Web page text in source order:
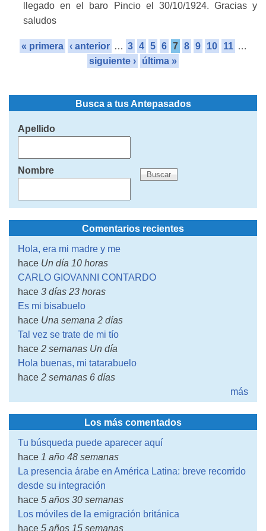
llegado en el baro Pincio el 30/10/1924. Gracias y
saludos
« primera ‹ anterior … 3 4 5 6 7 8 9 10 11 …
siguiente ›
última »
Busca a tus Antepasados
Apellido
Nombre
Comentarios recientes
Hola, era mi madre y me
hace Un día 10 horas
CARLO GIOVANNI CONTARDO
hace 3 días 23 horas
Es mi bisabuelo
hace Una semana 2 días
Tal vez se trate de mi tío
hace 2 semanas Un día
Hola buenas, mi tatarabuelo
hace 2 semanas 6 días
más
Los más comentados
Tu búsqueda puede aparecer aquí
hace 1 año 48 semanas
La presencia árabe en América Latina: breve recorrido
desde su integración
hace 5 años 30 semanas
Los móviles de la emigración británica
hace 5 años 15 semanas